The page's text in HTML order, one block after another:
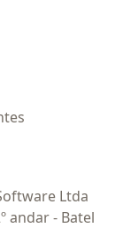
Ltda
andar - Batel